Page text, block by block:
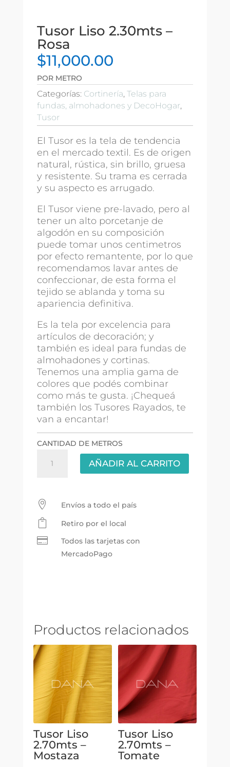
Tusor Liso 2.30mts –
Rosa
$11,000.00
POR METRO
Categorías: Cortinería, Telas para
fundas, almohadones y DecoHogar,
Tusor
El Tusor es la tela de tendencia
en el mercado textil. Es de origen
natural, rústica, sin brillo, gruesa
y resistente. Su trama es cerrada
y su aspecto es arrugado.
El Tusor viene pre-lavado, pero al
tener un alto porcetanje de
algodón en su composición
puede tomar unos centimetros
por efecto remantente, por lo que
recomendamos lavar antes de
confeccionar, de esta forma el
tejido se ablanda y toma su
apariencia definitiva.
Es la tela por excelencia para
artículos de decoración; y
también es ideal para fundas de
almohadones y cortinas.
Tenemos una amplia gama de
colores que podés combinar
como más te gusta. ¡Chequeá
también los Tusores Rayados, te
van a encantar!
CANTIDAD DE METROS
Rosa
AÑADIR AL CARRITO
 Envíos a todo el país
 Retiro por el local

Todos las tarjetas con
MercadoPago
Productos relacionados
Tusor Liso
2.70mts –
Mostaza
Tusor Liso
2.70mts –
Tomate